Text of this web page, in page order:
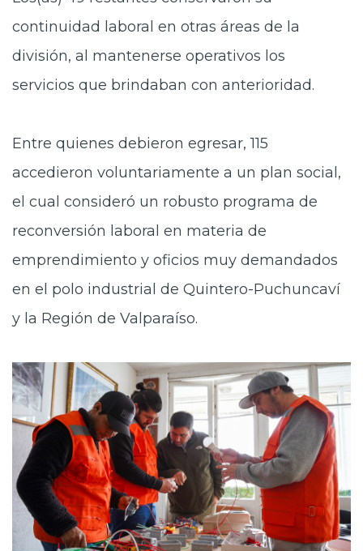
continuidad laboral en otras áreas de la
división, al mantenerse operativos los
servicios que brindaban con anterioridad.
Entre quienes debieron egresar, 115
accedieron voluntariamente a un plan social,
el cual consideró un robusto programa de
reconversión laboral en materia de
emprendimiento y oficios muy demandados
en el polo industrial de Quintero-Puchuncaví
y la Región de Valparaíso.